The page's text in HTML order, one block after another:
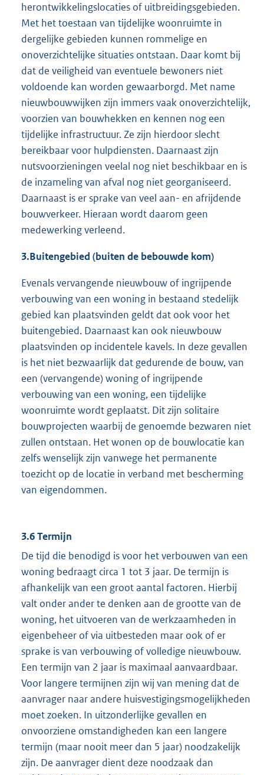
herontwikkelingslocaties of uitbreidingsgebieden.
Met het toestaan van tijdelijke woonruimte in
dergelijke gebieden kunnen rommelige en
onoverzichtelijke situaties ontstaan. Daar komt bij
dat de veiligheid van eventuele bewoners niet
voldoende kan worden gewaarborgd. Met name
nieuwbouwwijken zijn immers vaak onoverzichtelijk,
voorzien van bouwhekken en kennen nog een
tijdelijke infrastructuur. Ze zijn hierdoor slecht
bereikbaar voor hulpdiensten. Daarnaast zijn
nutsvoorzieningen veelal nog niet beschikbaar en is
de inzameling van afval nog niet georganiseerd.
Daarnaast is er sprake van veel aan- en afrijdende
bouwverkeer. Hieraan wordt daarom geen
medewerking verleend.
3.Buitengebied (buiten de bebouwde kom)
Evenals vervangende nieuwbouw of ingrijpende
verbouwing van een woning in bestaand stedelijk
gebied kan plaatsvinden geldt dat ook voor het
buitengebied. Daarnaast kan ook nieuwbouw
plaatsvinden op incidentele kavels. In deze gevallen
is het niet bezwaarlijk dat gedurende de bouw, van
een (vervangende) woning of ingrijpende
verbouwing van een woning, een tijdelijke
woonruimte wordt geplaatst. Dit zijn solitaire
bouwprojecten waarbij de genoemde bezwaren niet
zullen ontstaan. Het wonen op de bouwlocatie kan
zelfs wenselijk zijn vanwege het permanente
toezicht op de locatie in verband met bescherming
van eigendommen.
3.6 Termijn
De tijd die benodigd is voor het verbouwen van een
woning bedraagt circa 1 tot 3 jaar. De termijn is
afhankelijk van een groot aantal factoren. Hierbij
valt onder ander te denken aan de grootte van de
woning, het uitvoeren van de werkzaamheden in
eigenbeheer of via uitbesteden maar ook of er
sprake is van verbouwing of volledige nieuwbouw.
Een termijn van 2 jaar is maximaal aanvaardbaar.
Voor langere termijnen zijn wij van mening dat de
aanvrager naar andere huisvestigingsmogelijkheden
moet zoeken. In uitzonderlijke gevallen en
onvoorziene omstandigheden kan een langere
termijn (maar nooit meer dan 5 jaar) noodzakelijk
zijn. De aanvrager dient deze noodzaak dan